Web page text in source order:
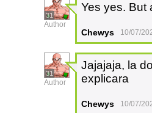
31
Author
Yes yes. But
Chewys 10/07/
31
Author
Jajajaja, la
explicara
Chewys 10/07/